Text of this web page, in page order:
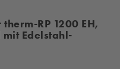
RP 1200 EH,
Edelstahl-